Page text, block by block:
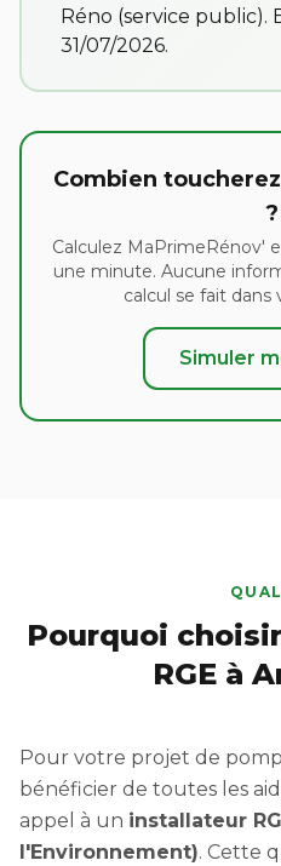
Réno (service public).
31/07/2026.
Combien
?
Calculez MaPrimeRénov'
une minute. Aucune
calcul se fait dans
Simuler
Pourquoi
RGE à
Pour votre projet de
bénéficier de toutes les
appel à un installateur
l'Environnement). Cette